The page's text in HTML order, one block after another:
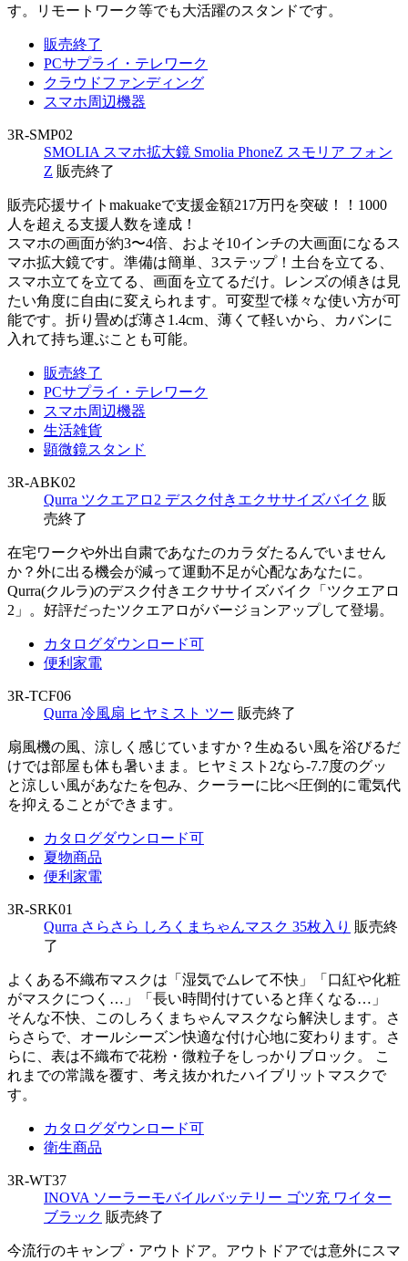
す。リモートワーク等でも大活躍のスタンドです。
販売終了
PCサプライ・テレワーク
クラウドファンディング
スマホ周辺機器
3R-SMP02
SMOLIA スマホ拡大鏡 Smolia PhoneZ スモリア フォン
Z 販売終了
販売応援サイトmakuakeで支援金額217万円を突破！！1000
人を超える支援人数を達成！
スマホの画面が約3〜4倍、およそ10インチの大画面になるス
マホ拡大鏡です。準備は簡単、3ステップ！土台を立てる、
スマホ立てを立てる、画面を立てるだけ。レンズの傾きは見
たい角度に自由に変えられます。可変型で様々な使い方が可
能です。折り畳めば薄さ1.4cm、薄くて軽いから、カバンに
入れて持ち運ぶことも可能。
販売終了
PCサプライ・テレワーク
スマホ周辺機器
生活雑貨
顕微鏡スタンド
3R-ABK02
Qurra ツクエアロ2 デスク付きエクササイズバイク 販
売終了
在宅ワークや外出自粛であなたのカラダたるんでいません
か？外に出る機会が減って運動不足が心配なあなたに。
Qurra(クルラ)のデスク付きエクササイズバイク「ツクエアロ
2」。好評だったツクエアロがバージョンアップして登場。
カタログダウンロード可
便利家電
3R-TCF06
Qurra 冷風扇 ヒヤミスト ツー 販売終了
扇風機の風、涼しく感じていますか？生ぬるい風を浴びるだ
けでは部屋も体も暑いまま。ヒヤミスト2なら-7.7度のグッ
と涼しい風があなたを包み、クーラーに比べ圧倒的に電気代
を抑えることができます。
カタログダウンロード可
夏物商品
便利家電
3R-SRK01
Qurra さらさら しろくまちゃんマスク 35枚入り 販売終
了
よくある不織布マスクは「湿気でムレて不快」「口紅や化粧
がマスクにつく…」「長い時間付けていると痒くなる…」
そんな不快、このしろくまちゃんマスクなら解決します。さ
らさらで、オールシーズン快適な付け心地に変わります。さ
らに、表は不織布で花粉・微粒子をしっかりブロック。 こ
れまでの常識を覆す、考え抜かれたハイブリットマスクで
す。
カタログダウンロード可
衛生商品
3R-WT37
INOVA ソーラーモバイルバッテリー ゴツ充 ワイター
ブラック 販売終了
今流行のキャンプ・アウトドア。アウトドアでは意外にスマ